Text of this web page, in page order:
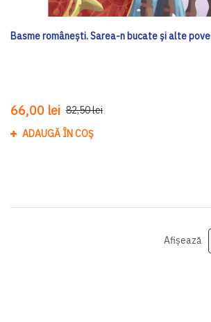
Basme românești. Sarea-n bucate și alte
66,00 lei 82,50 lei
ADAUGĂ ÎN COȘ
Afișează